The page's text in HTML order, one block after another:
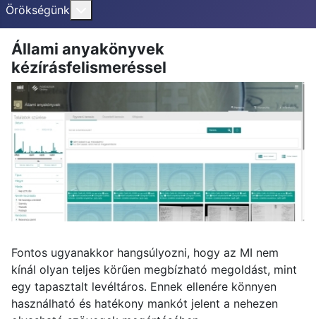
Örökségünk
Állami anyakönyvek
kézírásfelismeréssel
Fontos ugyanakkor hangsúlyozni, hogy az MI nem
kínál olyan teljes körűen megbízható megoldást, mint
egy tapasztalt levéltáros. Ennek ellenére könnyen
használható és hatékony mankót jelent a nehezen